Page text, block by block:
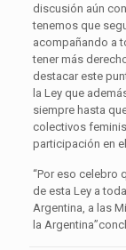
discusión aún
tenemos que
acompañando a
tener más
destacar este
la Ley que
siempre hasta
colectivos
participación en
“Por eso celebro
de esta Ley a
Argentina, a las
la